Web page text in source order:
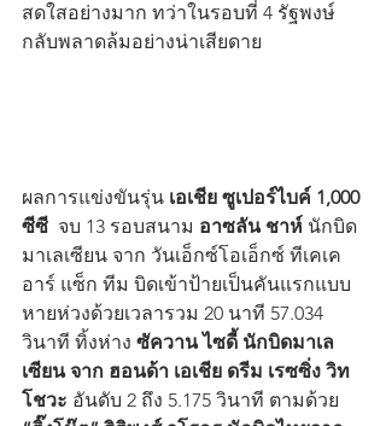
สดใสอย่างมาก ทว่าในรอบที่ 4 รัฐพงษ์
กลับพลาดล้มอย่างน่าเสียดาย
ผลการแข่งขันรุ่น เอเชีย ซูเปอร์ไบค์ 1,000
ซีซี
  จบ 13 รอบสนาม
อาซลัน ชาห์ นักบิด
มาเลเซียน จาก วันเอ็กซ์โอเอ็กซ์ ทีเคเค
อาร์ แซ็ก ทีม บิดเข้าป้ายเป็นคันแรกแบบ
หายห่วงด้วยเวลารวม 20 นาที 57.034
วินาที ทิ้งห่าง ซัควาน ไซดี้ นักบิดมาเล
เซียน จาก ฮอนด้า เอเชีย ดรีม เรซซิ่ง วิท
โชวะ อันดับ 2 ถึง 5.175 วินาที ตามด้วย